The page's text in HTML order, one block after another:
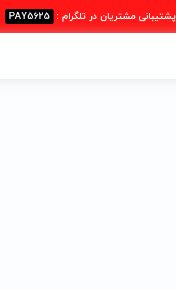
پشتیبانی مشتریان در تلگرام : PAY5625